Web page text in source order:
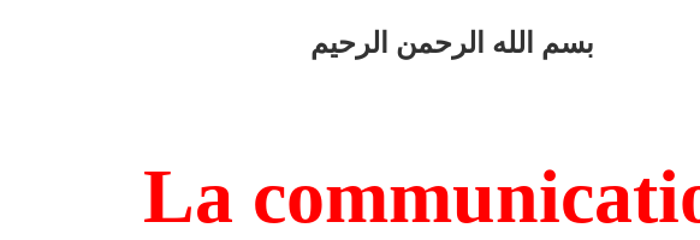
بسم الله الرحمن الرحيم
La